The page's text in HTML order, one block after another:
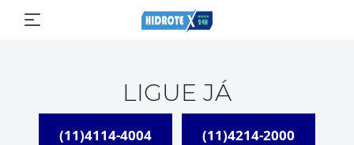
LIGUE JÁ
(11)4114-4004 (11)4214-2000